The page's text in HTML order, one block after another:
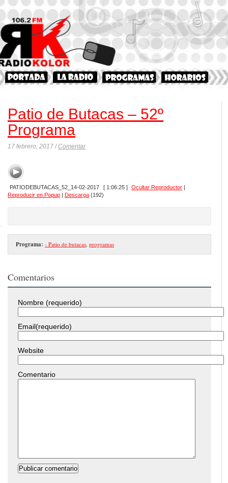
Patio de Butacas – 52º
Programa
17 febrero, 2017 /Comentar
PATIODEBUTACAS_52_14-02-2017 [ 1:06:25 ] Ocultar Reproductor |
Reproducir en Popup | Descarga (192)
Programa: - Patio de butacas programas
Comentarios
Nombre (requerido)
Email(requerido)
Website
Comentario